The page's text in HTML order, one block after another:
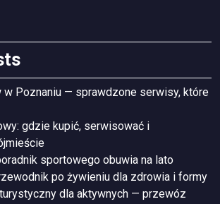
w Poznaniu — sprawdzone serwisy, które
gdzie kupić, serwisować i
sportowego obuwia na lato
po żywieniu dla zdrowia i formy
dla aktywnych — przewóz